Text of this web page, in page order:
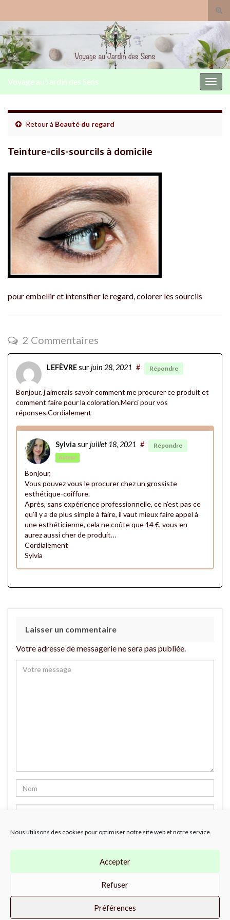
Nous utilisons des cookies pour optimiser notre site web et notre service.
Accepter
Refuser
Préférences
Voyage au Jardin des Sens
Retour à Beauté du regard
Teinture-cils-sourcils à domicile
pour embellir et intensifier le regard, colorer les sourcils
2 Commentaires
LEFÈVREsurjuin 28, 2021 # Répondre
Bonjour, j’aimerais savoir comment me procurer ce produit et
comment faire pour la coloration.Merci pour vos
réponses.Cordialement
Sylvia surjuillet 18, 2021
Auteur
# Répondre
Bonjour,
Vous pouvez vous le procurer chez un grossiste
esthétique-coiffure.
Après, sans expérience professionnelle, ce n’est pas ce
qu’il y a de plus simple à faire, il vaut mieux faire appel à
une esthéticienne, cela ne coûte que 14 €, vous en
aurez aussi cher de produit…
Cordialement
Sylvia
Laisser un commentaire
Votre adresse de messagerie ne sera pas publiée.